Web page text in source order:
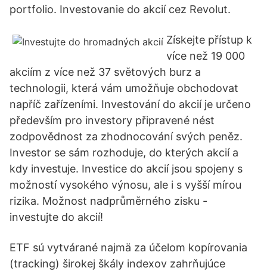
portfolio. Investovanie do akcií cez Revolut.
Získejte přístup k
více než 19 000
akciím z více než 37 světových burz a
technologii, která vám umožňuje obchodovat
napříč zařízeními. Investování do akcií je určeno
především pro investory připravené nést
zodpovědnost za zhodnocování svých peněz.
Investor se sám rozhoduje, do kterých akcií a
kdy investuje. Investice do akcií jsou spojeny s
možností vysokého výnosu, ale i s vyšší mírou
rizika. Možnost nadprůměrného zisku -
investujte do akcií!
ETF sú vytvárané najmä za účelom kopírovania
(tracking) širokej škály indexov zahrňujúce